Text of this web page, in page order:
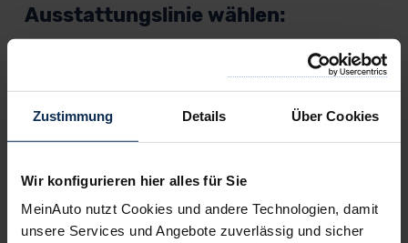
Zustimmung Details Über Cookies
Wir konfigurieren hier alles für Sie
MeinAuto nutzt Cookies und andere Technologien, damit
unsere Services und Angebote zuverlässig und sicher
Ausstattungslinie wählen:
Diesel | Benzin
32.450,00€
Listenpreis (UVP) (inkl. MwSt.)